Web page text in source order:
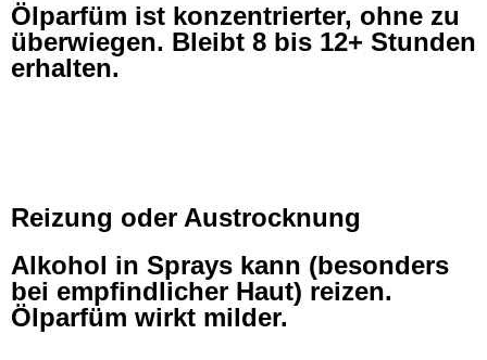
Ölparfüm ist konzentrierter, ohne zu
überwiegen. Bleibt 8 bis 12+ Stunden
erhalten.
Reizung oder Austrocknung
Alkohol in Sprays kann (besonders
bei empfindlicher Haut) reizen.
Ölparfüm wirkt milder.